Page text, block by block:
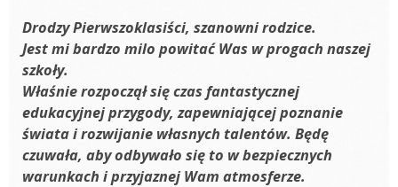
Drodzy Pierwszoklasiści, szanowni rodzice.
Jest mi bardzo milo powitać Was w progach naszej
szkoły.
Właśnie rozpoczął się czas fantastycznej
edukacyjnej przygody, zapewniającej poznanie
świata i rozwijanie własnych talentów. Będę
czuwała, aby odbywało się to w bezpiecznych
warunkach i przyjaznej Wam atmosferze.